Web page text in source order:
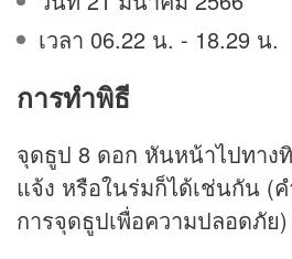
เวลา 06.22 น. - 18.29 น.
การทำพิธี
จุดธูป 8 ดอก หันหน้าไปทาง
แจ้ง หรือในร่มก็ได้เช่นกัน (
การจุดธูปเพื่อความปลอดภัย)